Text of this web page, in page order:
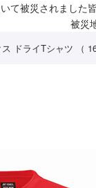
て被災されました
被災
ス ドライTシャツ （